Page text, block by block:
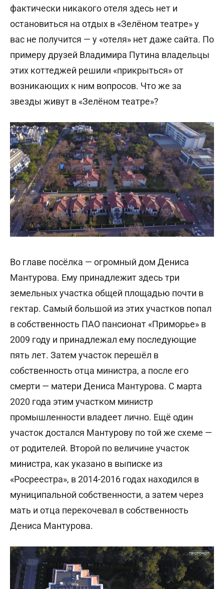
фактически никакого отеля здесь нет и
остановиться на отдых в «Зелёном театре» у
вас не получится — у «отеля» нет даже сайта. По
примеру друзей Владимира Путина владельцы
этих коттеджей решили «прикрыться» от
возникающих к ним вопросов. Что же за
звезды живут в «Зелёном театре»?
Во главе посёлка — огромный дом Дениса
Мантурова. Ему принадлежит здесь три
земельных участка общей площадью почти в
гектар. Самый большой из этих участков попал
в собственность ПАО пансионат «Приморье» в
2009 году и принадлежал ему последующие
пять лет. Затем участок перешёл в
собственность отца министра, а после его
смерти — матери Дениса Мантурова. С марта
2020 года этим участком министр
промышленности владеет лично. Ещё один
участок достался Мантурову по той же схеме —
от родителей. Второй по величине участок
министра, как указано в выписке из
«Росреестра», в 2014-2016 годах находился в
муниципальной собственности, а затем через
мать и отца перекочевал в собственность
Дениса Мантурова.